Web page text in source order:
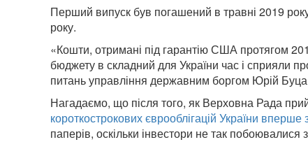
Перший випуск був погашений в травні 2019
року.
«Кошти, отримані під гарантію США протягом
бюджету в складний для України час і сприяли
питань управління державним боргом Юрій
Нагадаємо, що після того, як Верховна Рада
короткострокових єврооблігацій України
паперів, оскільки інвестори не так